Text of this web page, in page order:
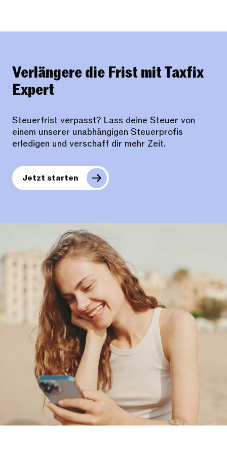
Verlängere die Frist mit Taxfix
Expert
Steuerfrist verpasst? Lass deine Steuer von
einem unserer unabhängigen Steuerprofis
erledigen und verschaff dir mehr Zeit.
Jetzt starten